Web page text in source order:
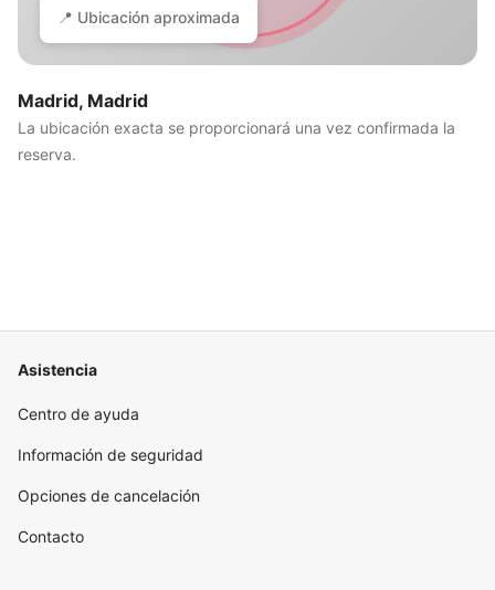
📍 Ubicación aproximada
Madrid, Madrid
La ubicación exacta se proporcionará una vez confirmada la
reserva.
Asistencia
Centro de ayuda
Información de seguridad
Opciones de cancelación
Contacto